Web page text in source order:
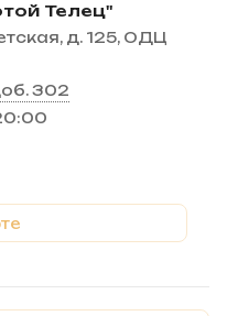
Телец"
д. 125, ОДЦ
302